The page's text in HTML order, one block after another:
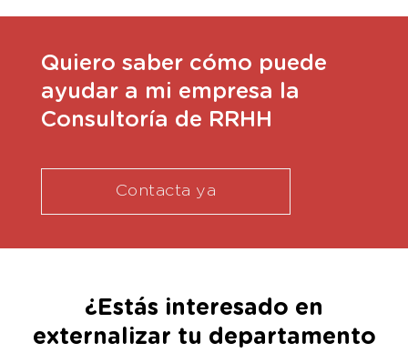
Quiero saber cómo puede
ayudar a mi empresa la
Consultoría de RRHH
Contacta ya
¿Estás interesado en
externalizar tu departamento